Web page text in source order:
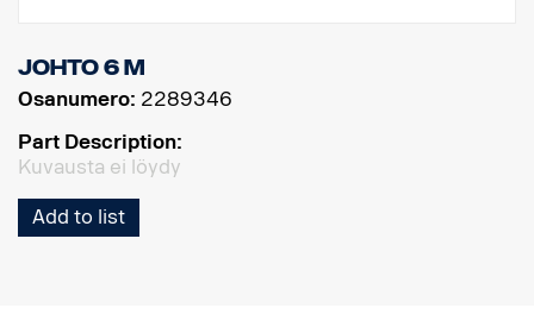
Johto 6 m
Osanumero: 2289346
Part Description:
Kuvausta ei löydy
Add to list